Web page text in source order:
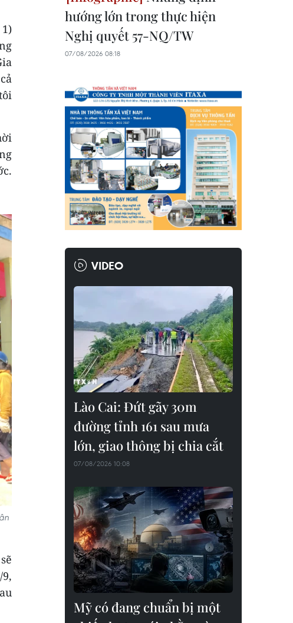
hướng lớn trong thực hiện
Nghị quyết 57-NQ/TW
07/08/2026 08:18
VIDEO
Lào Cai: Đứt gãy 30m
đường tỉnh 161 sau mưa
lớn, giao thông bị chia cắt
07/08/2026 10:08
Mỹ có đang chuẩn bị một